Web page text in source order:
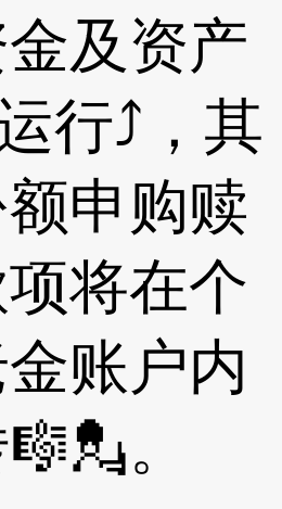
及资产
行⤴，其
申购赎
将在个
账户内
。